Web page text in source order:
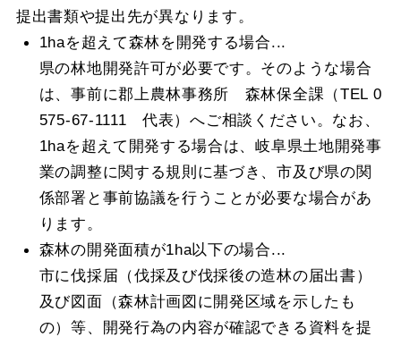
提出書類や提出先が異なります。
1haを超えて森林を開発する場合...
県の林地開発許可が必要です。そのような場合
は、事前に郡上農林事務所 森林保全課（TEL 0
575-67-1111 代表）へご相談ください。なお、
1haを超えて開発する場合は、岐阜県土地開発事
業の調整に関する規則に基づき、市及び県の関
係部署と事前協議を行うことが必要な場合があ
ります。
森林の開発面積が1ha以下の場合...
市に伐採届（伐採及び伐採後の造林の届出書）
及び図面（森林計画図に開発区域を示したも
の）等、開発行為の内容が確認できる資料を提